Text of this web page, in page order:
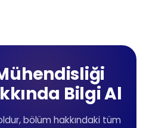
Bilgi Al
bölüm hakkındaki tüm